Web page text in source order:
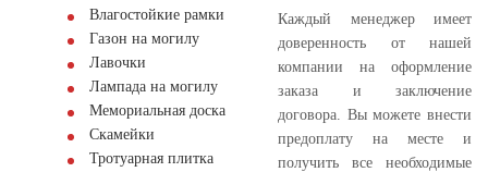
Влагостойкие рамки
Газон на могилу
Лавочки
Лампада на могилу
Мемориальная доска
Скамейки
Тротуарная плитка
Каждый менеджер имеет
доверенность от нашей
компании на оформление
заказа и заключение
договора. Вы можете внести
предоплату на месте и
получить все необходимые